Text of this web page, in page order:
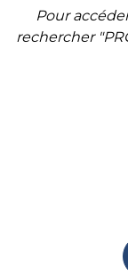
Pour
rechercher